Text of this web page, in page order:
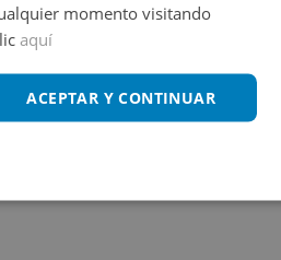
momento visitando
aquí
ACEPTAR Y CONTINUAR